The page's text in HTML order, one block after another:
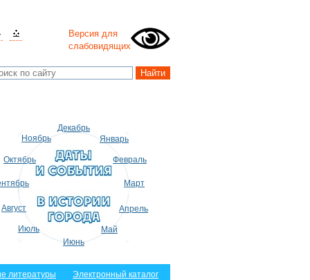
Версия для
слабовидящих
Январь
Февраль
Март
Апрель
Май
Июнь
Июль
Август
Октябрь
Ноябрь
Декабрь
литературы Электронный каталог